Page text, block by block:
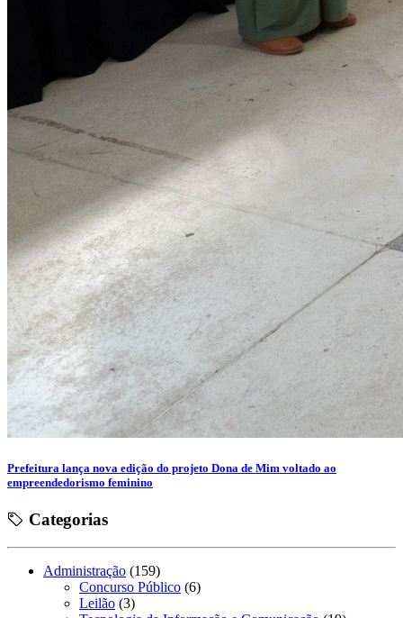
Prefeitura lança nova edição do projeto Dona de Mim voltado ao
empreendedorismo feminino
Categorias
Administração (159)
Concurso Público (6)
Leilão (3)